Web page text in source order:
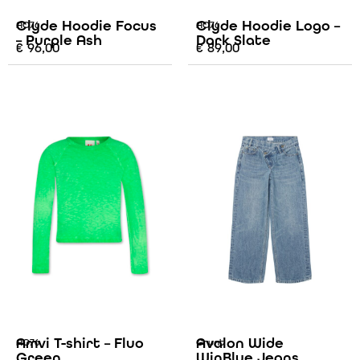
AO76
Clyde Hoodie Focus
– Purple Ash
€ 96,00
AO76
Clyde Hoodie Logo –
Dark Slate
€89,00
AO76
Amvi T-shirt – Fluo
Grunt
Avalon Wide